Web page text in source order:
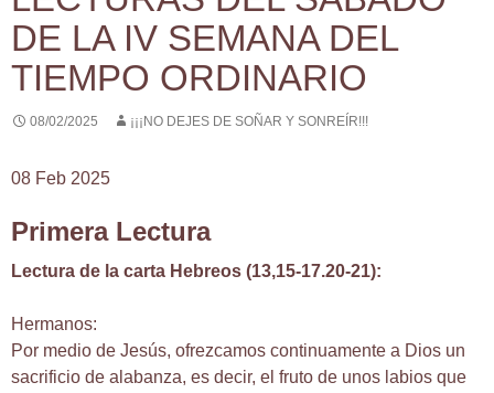
DE LA IV SEMANA DEL
TIEMPO ORDINARIO
08/02/2025 ¡¡¡NO DEJES DE SOÑAR Y SONREÍR!!!
08 Feb 2025
Primera Lectura
Lectura de la carta Hebreos (13,15-17.20-21):
Hermanos:
Por medio de Jesús, ofrezcamos continuamente a Dios un
sacrificio de alabanza, es decir, el fruto de unos labios que